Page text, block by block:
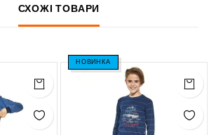
СХОЖІ ТОВАРИ
НОВИНКА